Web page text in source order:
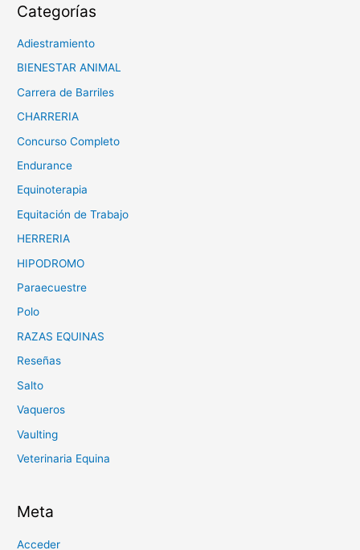
Categorías
Adiestramiento
BIENESTAR ANIMAL
Carrera de Barriles
CHARRERIA
Concurso Completo
Endurance
Equinoterapia
Equitación de Trabajo
HERRERIA
HIPODROMO
Paraecuestre
Polo
RAZAS EQUINAS
Reseñas
Salto
Vaqueros
Vaulting
Veterinaria Equina
Meta
Acceder